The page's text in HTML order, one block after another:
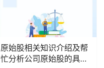
原始股相关知识介绍及帮
忙分析公司原始股的具体